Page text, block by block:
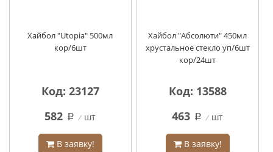
Хайбол "Utopia" 500мл
кор/6шт
Код: 23127
582 q шт
В заявку!
Хайбол "Абсолюти" 450мл
хрустальное стекло уп/6шт
кор/24шт
Код: 13588
463 q шт
В заявку!